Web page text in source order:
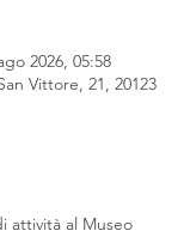
2026, 05:58
Vittore, 21, 20123
attività al Museo